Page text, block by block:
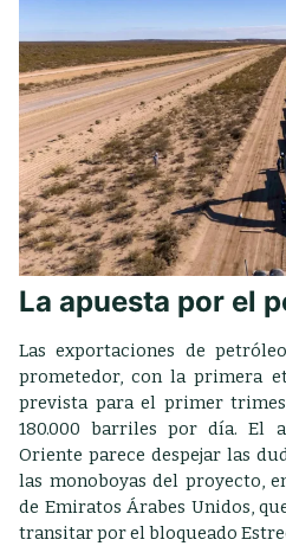
La apuesta por el
Las exportaciones de
prometedor, con la primera
prevista para el primer
180.000 barriles por día. El
Oriente parece despejar las
las monoboyas del proyecto,
de Emiratos Árabes Unidos,
transitar por el bloqueado